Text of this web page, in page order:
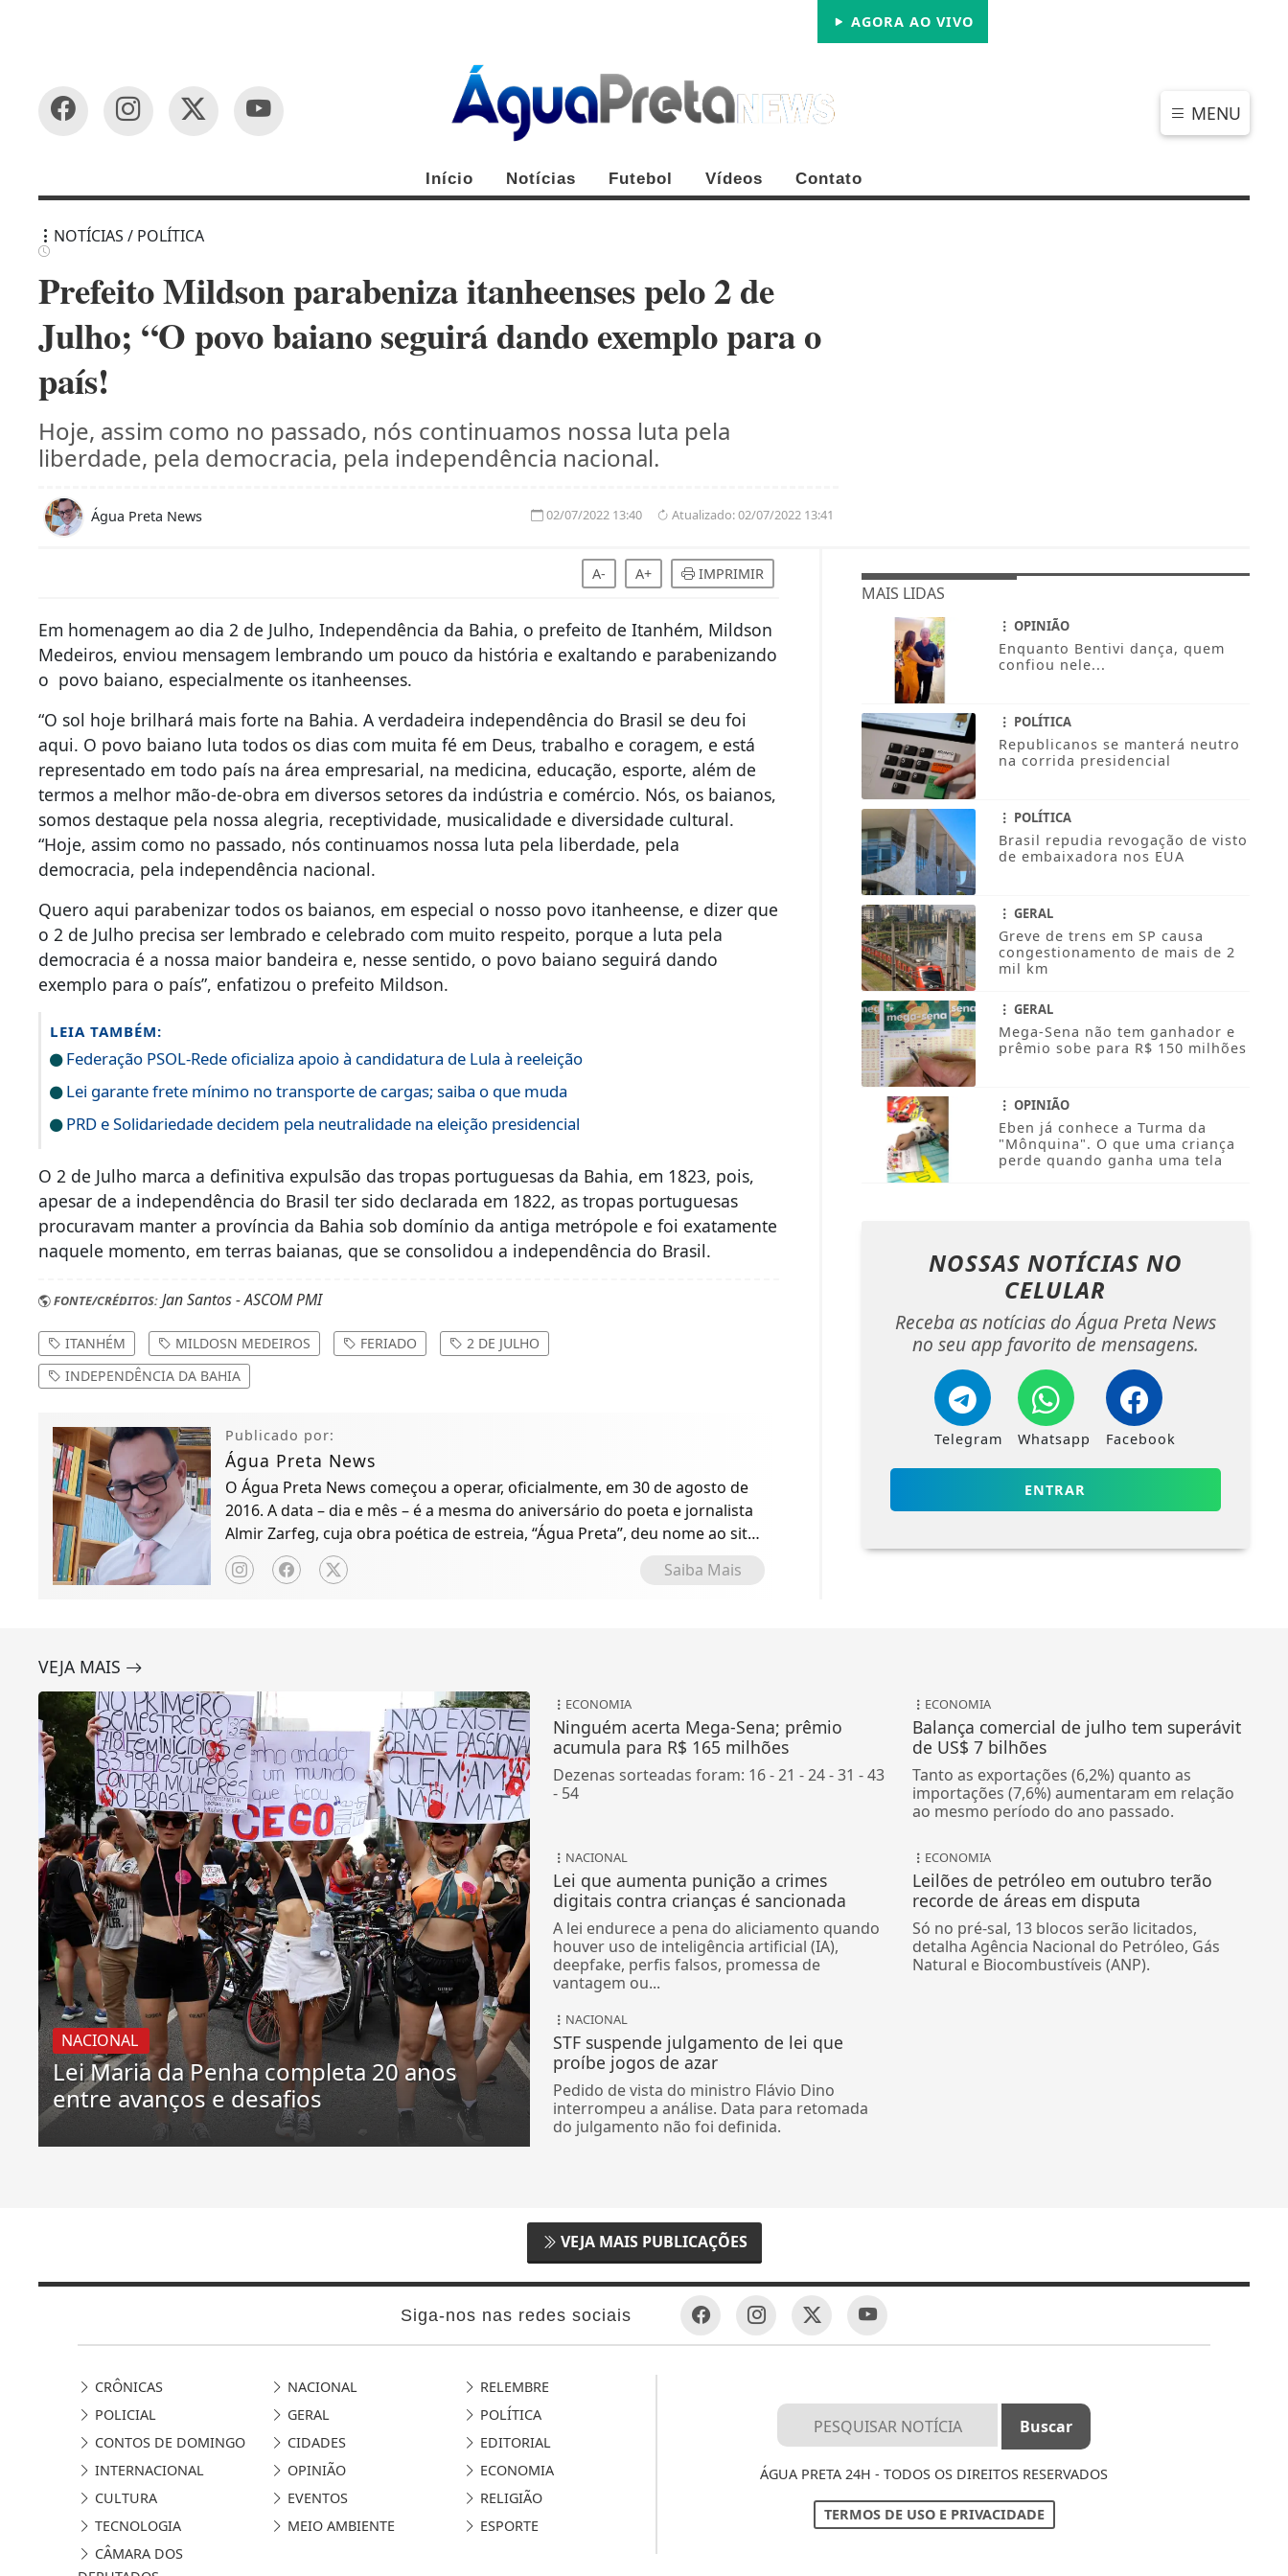
AGORA AO VIVO
MENU
Início Notícias Futebol Vídeos Contato
NOTÍCIAS / POLÍTICA
Prefeito Mildson parabeniza itanheenses pelo 2 de
Julho; “O povo baiano seguirá dando exemplo para o
país!
Hoje, assim como no passado, nós continuamos nossa luta pela
liberdade, pela democracia, pela independência nacional.
Água Preta News Atualizado:02/07/2022 13:41
02/07/2022 13:40
A- A+ IMPRIMIR
Em homenagem ao dia 2 de Julho, Independência da Bahia, o prefeito de Itanhém, Mildson
Medeiros, enviou mensagem lembrando um pouco da história e exaltando e parabenizando
o povo baiano, especialmente os itanheenses.
“O sol hoje brilhará mais forte na Bahia. A verdadeira independência do Brasil se deu foi
aqui. O povo baiano luta todos os dias com muita fé em Deus, trabalho e coragem, e está
representado em todo país na área empresarial, na medicina, educação, esporte, além de
termos a melhor mão-de-obra em diversos setores da indústria e comércio. Nós, os baianos,
somos destaque pela nossa alegria, receptividade, musicalidade e diversidade cultural.
“Hoje, assim como no passado, nós continuamos nossa luta pela liberdade, pela
democracia, pela independência nacional.
Quero aqui parabenizar todos os baianos, em especial o nosso povo itanheense, e dizer que
o 2 de Julho precisa ser lembrado e celebrado com muito respeito, porque a luta pela
democracia é a nossa maior bandeira e, nesse sentido, o povo baiano seguirá dando
exemplo para o país”, enfatizou o prefeito Mildson.
LEIA TAMBÉM:
Federação PSOL-Rede oficializa apoio à candidatura de Lula à reeleição
Lei garante frete mínimo no transporte de cargas; saiba o que muda
PRD e Solidariedade decidem pela neutralidade na eleição presidencial
O 2 de Julho marca a definitiva expulsão das tropas portuguesas da Bahia, em 1823, pois,
apesar de a independência do Brasil ter sido declarada em 1822, as tropas portuguesas
procuravam manter a província da Bahia sob domínio da antiga metrópole e foi exatamente
naquele momento, em terras baianas, que se consolidou a independência do Brasil.
FONTE/CRÉDITOS: Jan Santos - ASCOM PMI
ITANHÉM MILDOSN MEDEIROS FERIADO
2 DE JULHO
INDEPENDÊNCIA DA BAHIA
Publicado por:
Água Preta News
O Água Preta News começou a operar, oficialmente, em 30 de agosto de
2016. A data – dia e mês – é a mesma do aniversário do poeta e jornalista
Almir Zarfeg, cuja obra poética de estreia, “Água Preta”, deu nome ao site
de notícias e entretenimento.
Saiba Mais
MAIS LIDAS
OPINIÃO
Enquanto Bentivi dança, quem
confiou nele...
POLÍTICA
Republicanos se manterá neutro
na corrida presidencial
POLÍTICA
Brasil repudia revogação de visto
de embaixadora nos EUA
GERAL
Greve de trens em SP causa
congestionamento de mais de 2
mil km
GERAL
Mega-Sena não tem ganhador e
prêmio sobe para R$ 150 milhões
OPINIÃO
Eben já conhece a Turma da
"Mônquina". O que uma criança
perde quando ganha uma tela
NOSSAS NOTÍCIAS NO
CELULAR
Receba as notícias do Água Preta News
no seu app favorito de mensagens.
Telegram Whatsapp Facebook
ENTRAR
VEJA MAIS
NACIONAL
Lei Maria da Penha completa 20 anos
entre avanços e desafios
ECONOMIA
Ninguém acerta Mega-Sena; prêmio
acumula para R$ 165 milhões
Dezenas sorteadas foram: 16 - 21 - 24 - 31 - 43
- 54
ECONOMIA
Balança comercial de julho tem superávit
de US$ 7 bilhões
Tanto as exportações (6,2%) quanto as
importações (7,6%) aumentaram em relação
ao mesmo período do ano passado.
NACIONAL
Lei que aumenta punição a crimes
digitais contra crianças é sancionada
A lei endurece a pena do aliciamento quando
houver uso de inteligência artificial (IA),
deepfake, perfis falsos, promessa de
vantagem ou...
ECONOMIA
Leilões de petróleo em outubro terão
recorde de áreas em disputa
Só no pré-sal, 13 blocos serão licitados,
detalha Agência Nacional do Petróleo, Gás
Natural e Biocombustíveis (ANP).
NACIONAL
STF suspende julgamento de lei que
proíbe jogos de azar
Pedido de vista do ministro Flávio Dino
interrompeu a análise. Data para retomada
do julgamento não foi definida.
VEJA MAIS PUBLICAÇÕES
Siga-nos nas redes sociais
CRÔNICAS NACIONAL
RELEMBRE
POLICIAL
GERAL
POLÍTICA
CONTOS DE DOMINGO
CIDADES
EDITORIAL
INTERNACIONAL
OPINIÃO
ECONOMIA
CULTURA
EVENTOS
RELIGIÃO
TECNOLOGIA
MEIO AMBIENTE
ESPORTE
CÂMARA DOS
ÁGUA PRETA 24H - TODOS OS DIREITOS RESERVADOS
TERMOS DE USO E PRIVACIDADE